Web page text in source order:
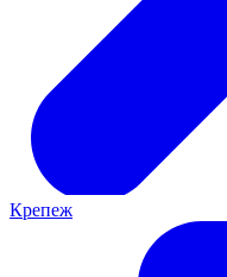
Крепеж